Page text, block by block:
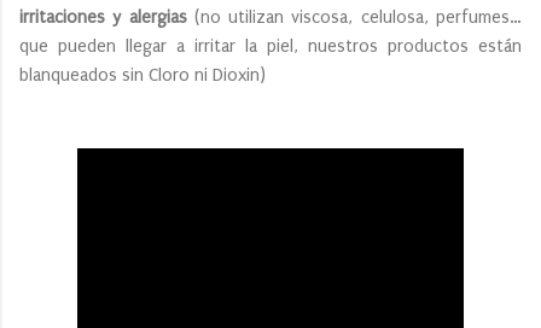
irritaciones y alergias (no utilizan viscosa, celulosa, perfumes…
que pueden llegar a irritar la piel, nuestros productos están
blanqueados sin Cloro ni Dioxin)